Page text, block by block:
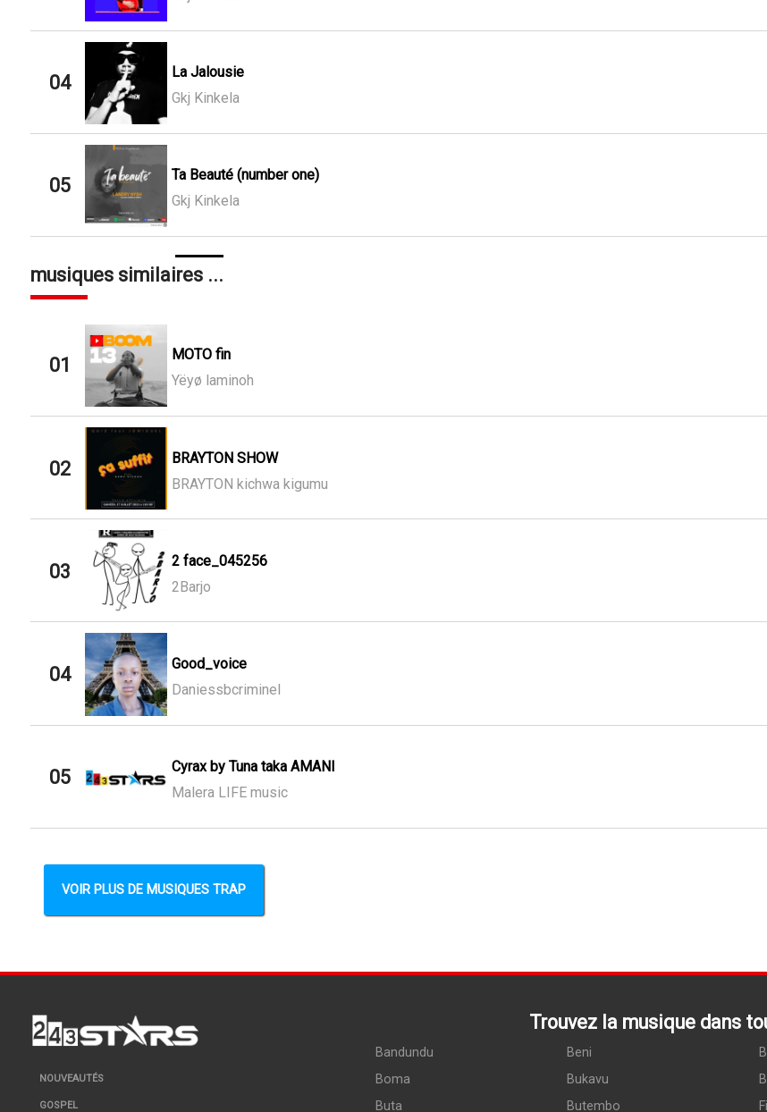
04
La Jalousie
Gkj Kinkela
05
Ta Beauté (number one)
Gkj Kinkela
musiques similaires ...
01
MOTO fin
Yëyø laminoh
02
BRAYTON SHOW
BRAYTON kichwa kigumu
03
2 face_045256
2Barjo
04
Good_voice
Daniessbcriminel
05
Cyrax by Tuna taka AMANI
Malera LIFE music
VOIR PLUS DE MUSIQUES TRAP
NOUVEAUTÉS
GOSPEL
Trouvez la musique dans
Bandundu Beni
Boma
Bukavu
Buta
Butembo